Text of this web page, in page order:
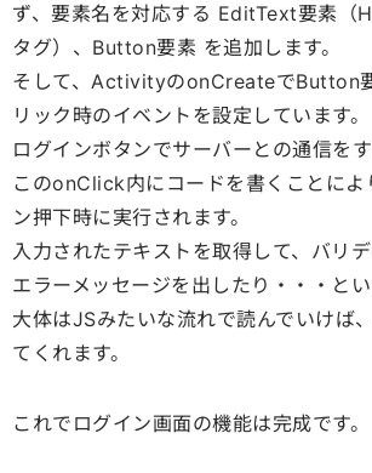
ず、要素名を対応する EditText要素（
タグ）、Button要素 を追加します。
そして、ActivityのonCreateでButton
リック時のイベントを設定しています。
ログインボタンでサーバーとの通信をす
このonClick内にコードを書くことによ
ン押下時に実行されます。
入力されたテキストを取得して、バリ
エラーメッセージを出したり・・・とい
大体はJSみたいな流れで読んでいけば
てくれます。
これでログイン画面の機能は完成です。